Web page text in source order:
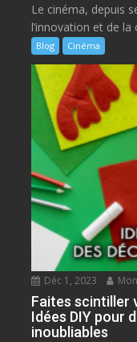
Le cinéma, depuis
l’innovation et de la
Blog Cinéma
Déc 1, 2023
Faites scintiller
Idées DIY pour
inoubliables